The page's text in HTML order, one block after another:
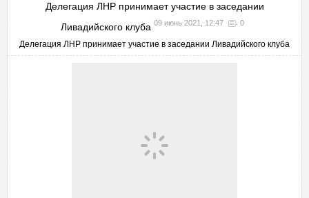
Делегация ЛНР принимает участие в заседании
Ливадийского клуба 09 июнь 2021, 12:47 0
Делегация ЛНР принимает участие в заседании Ливадийского клуба